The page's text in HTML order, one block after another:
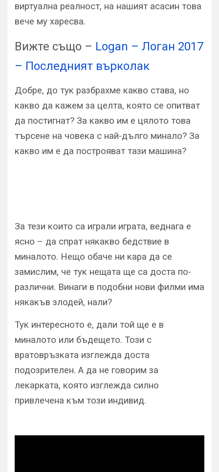
виртуална реалност, на нашият асасин това
вече му харесва.
Вижте също – Logan – Логан 2017
– Последният върколак
Добре, до тук разбрахме какво става, но
какво да кажем за целта, която се опитват
да постигнат? За какво им е цялото това
търсене на човека с най-дълго минало? За
какво им е да построяват тази машина?
За тези които са играли играта, веднага е
ясно – да спрат някакво бедствие в
миналото. Нещо обаче ни кара да се
замислим, че тук нещата ще са доста по-
различни. Винаги в подобни нови филми има
някакъв злодей, нали?
Тук интересното е, дали той ще е в
миналото или бъдещето. Този с
вратовръзката изглежда доста
подозрителен. А да не говорим за
лекарката, която изглежда силно
привлечена към този индивид.